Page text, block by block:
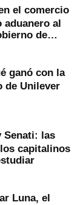
el comercio
aduanero al
de
ganó con la
de Unilever
Senati: las
capitalinos
Luna, el